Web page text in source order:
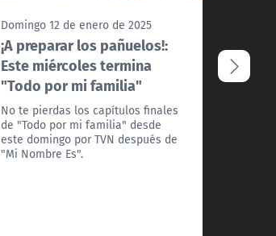
Domingo 12 de enero de 2025
¡A preparar los pañuelos!:
Este miércoles termina
"Todo por mi familia"
No te pierdas los capítulos finales
de "Todo por mi familia" desde
este domingo por TVN después de
"Mi Nombre Es".